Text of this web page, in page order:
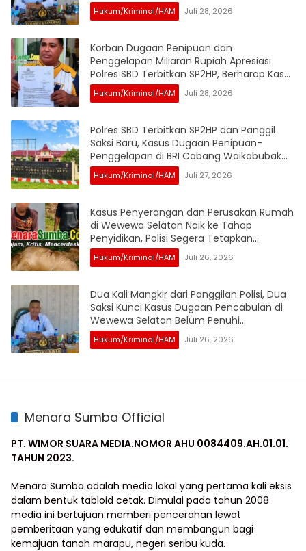
Hukum/Kriminal/HAM Juli 28, 2026
Korban Dugaan Penipuan dan
Penggelapan Miliaran Rupiah Apresiasi
Polres SBD Terbitkan SP2HP, Berharap Kasus
Segera Naik ke Penyidikan
Hukum/Kriminal/HAM Juli 28, 2026
Polres SBD Terbitkan SP2HP dan Panggil
Saksi Baru, Kasus Dugaan Penipuan-
Penggelapan di BRI Cabang Waikabubak
Terus Bergulir
Hukum/Kriminal/HAM Juli 27, 2026
Kasus Penyerangan dan Perusakan Rumah
di Wewewa Selatan Naik ke Tahap
Penyidikan, Polisi Segera Tetapkan
Tersangka
Hukum/Kriminal/HAM Juli 26, 2026
Dua Kali Mangkir dari Panggilan Polisi, Dua
Saksi Kunci Kasus Dugaan Pencabulan di
Wewewa Selatan Belum Penuhi
Pemeriksaan
Hukum/Kriminal/HAM Juli 26, 2026
Menara Sumba Official
PT. WIMOR SUARA MEDIA.NOMOR AHU 0084409.AH.01.01.
TAHUN 2023.
Menara Sumba adalah media lokal yang pertama kali eksis
dalam bentuk tabloid cetak. Dimulai pada tahun 2008
media ini bertujuan memberi pencerahan lewat
pemberitaan yang edukatif dan membangun bagi
kemajuan tanah marapu, negeri seribu kuda.